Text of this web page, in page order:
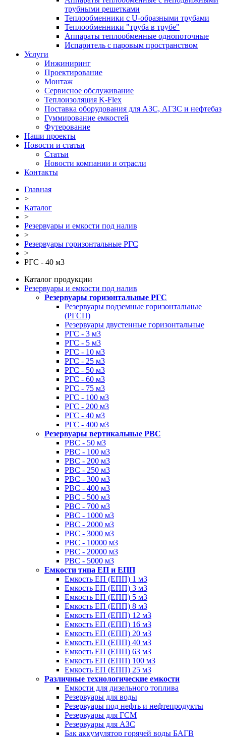
трубными решетками
Теплообменники с U-образными трубами
Теплообменники "труба в трубе"
Аппараты теплообменные однопоточные
Испаритель с паровым пространством
Услуги
Инжиниринг
Проектирование
Монтаж
Сервисное обслуживание
Теплоизоляция K-Flex
Поставка оборудования для АЗС, АГЗС и нефтебаз
Гуммирование емкостей
Футерование
Наши проекты
Новости и статьи
Статьи
Новости компании и отрасли
Контакты
Главная
>
Каталог
>
Резервуары и емкости под налив
>
Резервуары горизонтальные РГС
>
РГС - 40 м3
Каталог продукции
Резервуары и емкости под налив
Резервуары горизонтальные РГС
Резервуары подземные горизонтальные
(РГСП)
Резервуары двустенные горизонтальные
РГС - 3 м3
РГС - 5 м3
РГС - 10 м3
РГС - 25 м3
РГС - 50 м3
РГС - 60 м3
РГС - 75 м3
РГС - 100 м3
РГС - 200 м3
РГС - 40 м3
РГС - 400 м3
Резервуары вертикальные РВС
РВС - 50 м3
РВС - 100 м3
РВС - 200 м3
РВС - 250 м3
РВС - 300 м3
РВС - 400 м3
РВС - 500 м3
РВС - 700 м3
РВС - 1000 м3
РВС - 2000 м3
РВС - 3000 м3
РВС - 10000 м3
РВС - 20000 м3
РВС - 5000 м3
Емкости типа ЕП и ЕПП
Емкость ЕП (ЕПП) 1 м3
Емкость ЕП (ЕПП) 3 м3
Емкость ЕП (ЕПП) 5 м3
Емкость ЕП (ЕПП) 8 м3
Емкость ЕП (ЕПП) 12 м3
Емкость ЕП (ЕПП) 16 м3
Емкость ЕП (ЕПП) 20 м3
Емкость ЕП (ЕПП) 40 м3
Емкость ЕП (ЕПП) 63 м3
Емкость ЕП (ЕПП) 100 м3
Емкость ЕП (ЕПП) 25 м3
Различные технологические емкости
Емкости для дизельного топлива
Резервуары для воды
Резервуары под нефть и нефтепродукты
Резервуары для ГСМ
Резервуары для АЗС
Бак аккумулятор горячей воды БАГВ